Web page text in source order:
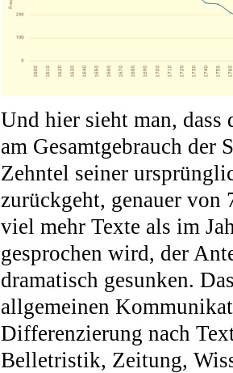
Und hier sieht man, dass
am Gesamtgebrauch der
Zehntel seiner
zurückgeht, genauer von
viel mehr Texte als im
gesprochen wird, der
dramatisch gesunken.
allgemeinen
Differenzierung nach
Belletristik, Zeitung,